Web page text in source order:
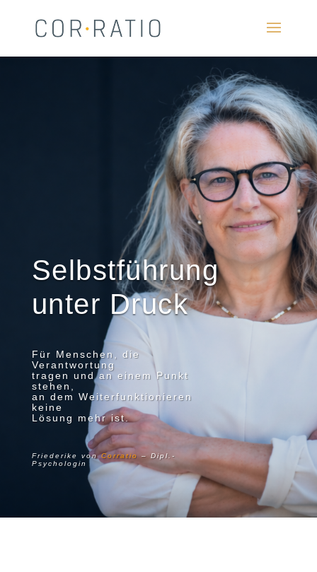
Selbstführung
unter Druck
Für Menschen, die
Verantwortung
tragen und an einem Punkt
stehen,
an dem Weiterfunktionieren
keine
Lösung mehr ist.
Friederike vonCorratio – Dipl.-
Psychologin